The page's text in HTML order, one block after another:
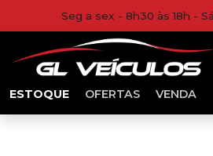
Seg a sex - 8h30 às 18h -
ESTOQUE OFERTAS VENDA